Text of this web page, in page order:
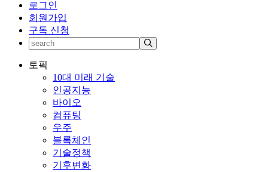
로그인
회원가입
구독 신청
토픽
10대 미래 기술
인공지능
바이오
컴퓨팅
우주
블록체인
기술정책
기후변화